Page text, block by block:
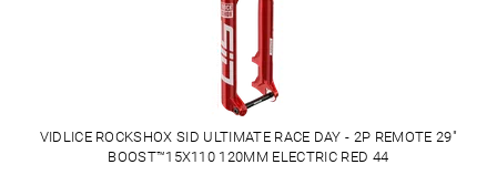
VIDLICE ROCKSHOX SID ULTIMATE RACE DAY - 2P REMOTE 29"
BOOST™15X110 120MM ELECTRIC RED 44